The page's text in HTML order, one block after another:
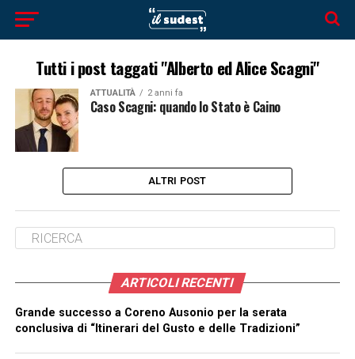
Tutti i post taggati "Alberto ed Alice Scagni"
ATTUALITÀ 2 anni fa
Caso Scagni: quando lo Stato è Caino
ALTRI POST
ARTICOLI RECENTI
Grande successo a Coreno Ausonio per la serata
conclusiva di “Itinerari del Gusto e delle Tradizioni”